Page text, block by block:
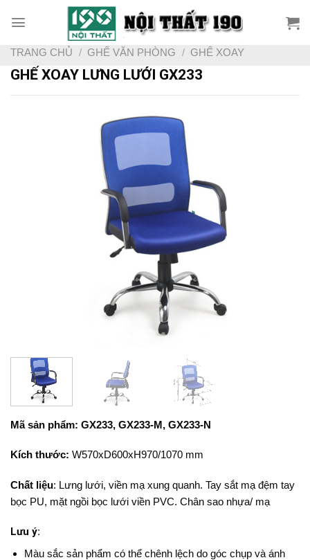
TRANG CHỦ / GHẾ VĂN PHÒNG / GHẾ XOAY
GHẾ XOAY LƯNG LƯỚI GX233
Mã sản phẩm: GX233, GX233-M, GX233-N
Kích thước: W570xD600xH970/1070 mm
Chất liệu: Lưng lưới, viền mạ xung quanh. Tay sắt mạ đệm tay
bọc PU, mặt ngồi bọc lưới viền PVC. Chân sao nhựa/ mạ
Lưu ý:
Màu sắc sản phẩm có thể chênh lệch do góc chụp và ánh